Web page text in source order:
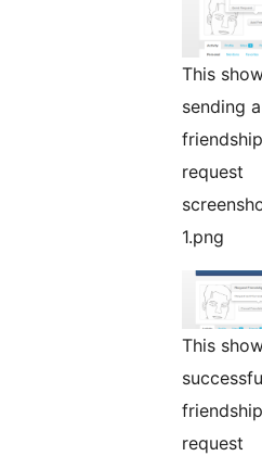
This
sending a
friendship
request
1.png
This
friendship
request